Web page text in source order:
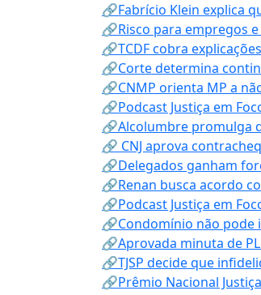
🔗Fabrício Klein explica
🔗Risco para empregos
🔗TCDF cobra
🔗Corte determina
🔗CNMP orienta MP a
🔗Podcast Justiça em
🔗Alcolumbre promulga
🔗 CNJ aprova
🔗Delegados ganham
🔗Renan busca acordo
🔗Podcast Justiça em
🔗Condomínio não pode
🔗Aprovada minuta de
🔗TJSP decide que
🔗Prêmio Nacional